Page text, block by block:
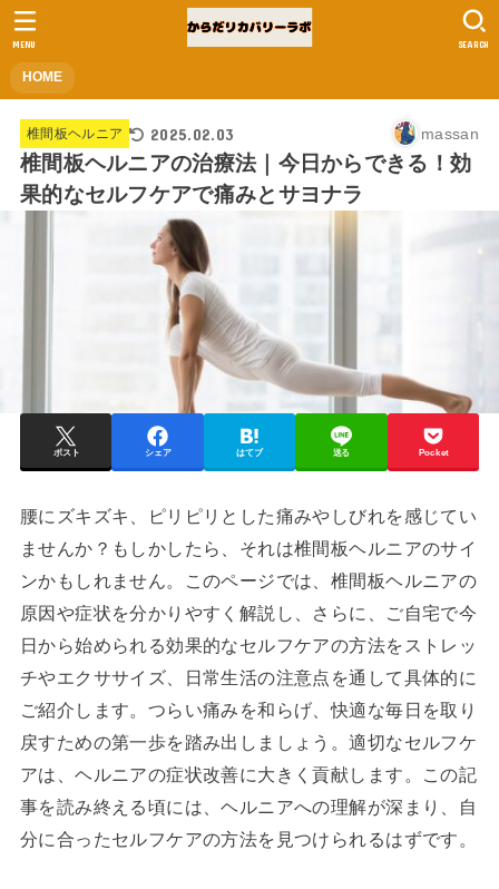
HOME
SEARCH
MENU
椎間板ヘルニア 2025.02.03 massan
椎間板ヘルニアの治療法｜今日からできる！効
果的なセルフケアで痛みとサヨナラ
ポスト シェア はてブ 送る Pocket
腰にズキズキ、ピリピリとした痛みやしびれを感じてい
ませんか？もしかしたら、それは椎間板ヘルニアのサイ
ンかもしれません。このページでは、椎間板ヘルニアの
原因や症状を分かりやすく解説し、さらに、ご自宅で今
日から始められる効果的なセルフケアの方法をストレッ
チやエクササイズ、日常生活の注意点を通して具体的に
ご紹介します。つらい痛みを和らげ、快適な毎日を取り
戻すための第一歩を踏み出しましょう。適切なセルフケ
アは、ヘルニアの症状改善に大きく貢献します。この記
事を読み終える頃には、ヘルニアへの理解が深まり、自
分に合ったセルフケアの方法を見つけられるはずです。